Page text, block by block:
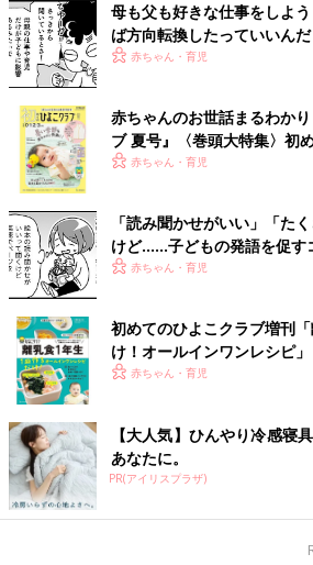
母も父も好きな仕事をしよ
ば方向転換したっていいん
61』赤ちゃん・育児
赤ちゃんのお世話まるわか
ブ 夏号』〈巻頭大特集〉初
く！ おっぱい・ミルクの基
赤ちゃん・育児
「読み聞かせがいい」「た
けど……子どもの発語を促す
う子育て ＃64』
赤ちゃん・育児
初めてのひよこクラブ増刊
け！オールインワン​レシピ」
赤ちゃん・育児
【大人気】ひんやり冷感寝
あなたに。
PR(アイリスプラザ)